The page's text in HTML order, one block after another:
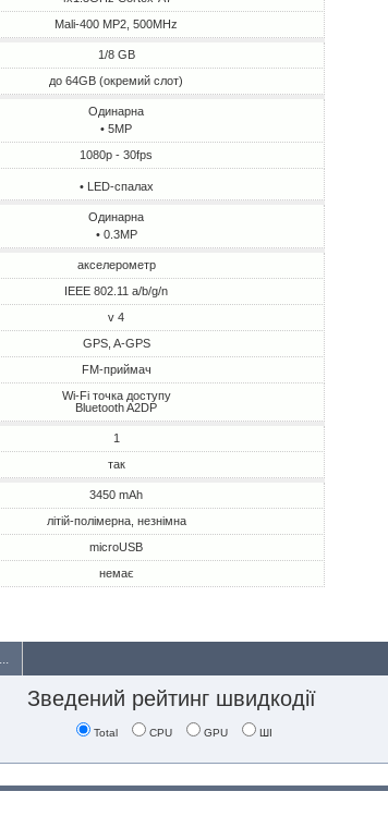
Mali-400 MP2, 500MHz
1/8 GB
до 64GB (окремий слот)
Одинарна
• 5MP
1080p - 30fps
• LED-спалах
Одинарна
• 0.3MP
акселерометр
IEEE 802.11 a/b/g/n
v 4
GPS, A-GPS
FM-приймач
Wi-Fi точка доступу
Bluetooth A2DP
1
так
3450 mAh
літій-полімерна, незнімна
microUSB
немає
Зведений рейтинг швидкодії
Total CPU GPU ШІ